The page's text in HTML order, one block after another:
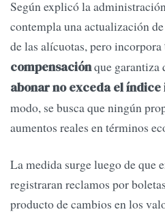
Según explicó la
contempla una actualización
de las alícuotas, pero incorpora
compensaciónque garantiza
abonar no exceda el
modo, se busca que ningún
aumentos reales en términos
La medida surge luego de que
registraran reclamos por
producto de cambios en los